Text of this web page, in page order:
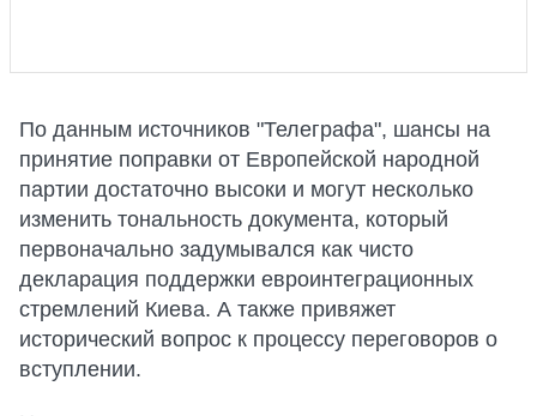
По данным источников "Телеграфа", шансы на
принятие поправки от Европейской народной
партии достаточно высоки и могут несколько
изменить тональность документа, который
первоначально задумывался как чисто
декларация поддержки евроинтеграционных
стремлений Киева. А также привяжет
исторический вопрос к процессу переговоров о
вступлении.